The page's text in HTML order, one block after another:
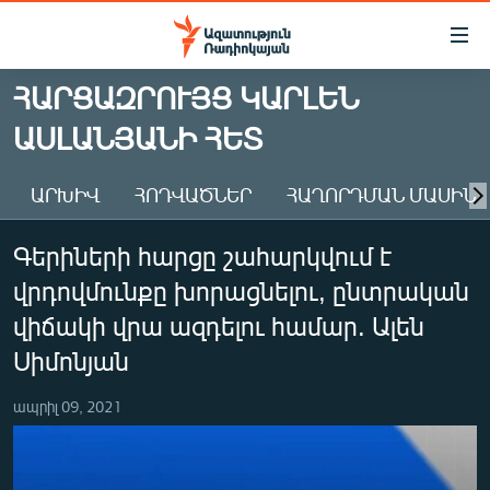
Մատչելիության
Անցնել
հիմնական
բովանդակությանը
հիմնական
ԱԶԱՏՈՒԹՅՈՒՆ TV
ՀԱՅԱՍՏԱՆ
ՔԱՂԱՔԱԿԱՆ
ԻՐԱՎՈՒՆՔ
ՀԱՍԱՐԱԿՈՒԹՅՈՒՆ
ՏՆՏԵՍՈՒԹՅՈՒՆ
ՊԱՏԵՐԱԶՄԻ 6 ՇԱԲԱԹՆԵՐԸ
ՀԱՐՑԱԶՐՈՒՅՑ ԿԱՐԼԵՆ
ԱՍԼԱՆՅԱՆԻ ՀԵՏ
ԱՐԽԻՎ ՀՈԴՎԱԾՆԵՐ ՀԱՂՈՐԴՄԱՆ ՄԱՍԻՆ
Գերիների հարցը շահարկվում է
վրդովմունքը խորացնելու, ընտրական
վիճակի վրա ազդելու համար. Ալեն
Սիմոնյան
ապրիլ 09, 2021